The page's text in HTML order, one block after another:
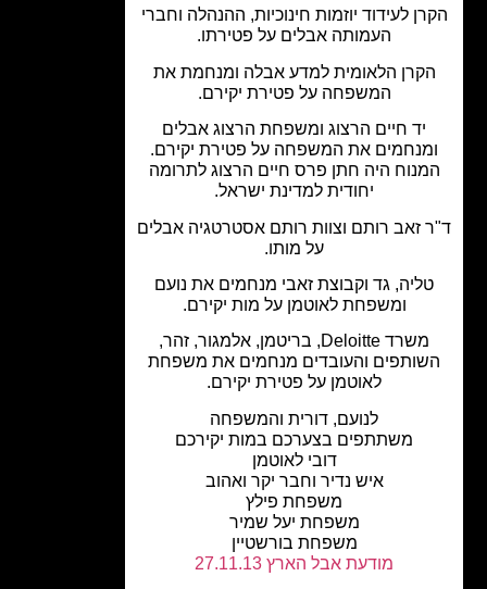
לעידוד יוזמות חינוכיות, ההנהלה וחברי
העמותה אבלים על פטירתו.
הלאומית למדע אבלה ומנחמת את
המשפחה על פטירת יקירם.
יד חיים הרצוג ומשפחת הרצוג אבלים
את המשפחה על פטירת יקירם.
היה חתן פרס חיים הרצוג לתרומה
יחודית למדינת ישראל.
זאב רותם וצוות רותם אסטרטגיה אבלים
על מותו.
גד וקבוצת זאבי מנחמים את נועם
ומשפחת לאוטמן על מות יקירם.
משרד Deloitte, בריטמן, אלמגור, זהר,
והעובדים מנחמים את משפחת
לאוטמן על פטירת יקירם.
לנועם, דורית והמשפחה
משתתפים בצערכם במות יקירכם
דובי לאוטמן
איש נדיר וחבר יקר ואהוב
משפחת פילץ
משפחת יעל שמיר
משפחת בורשטיין
מודעת אבל הארץ 27.11.13